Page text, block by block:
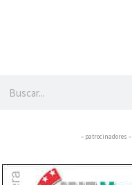
– patrocinadores –